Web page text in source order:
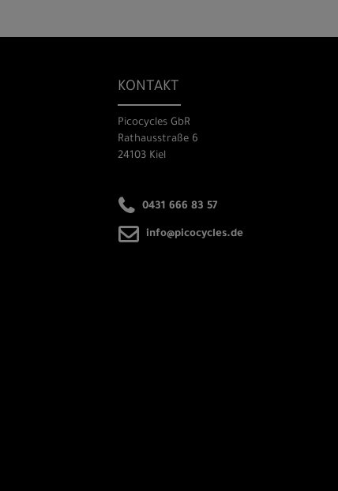
KONTAKT
Picocycles GbR
Rathausstraße 6
24103 Kiel
0431 666 83 57
info@picocycles.de